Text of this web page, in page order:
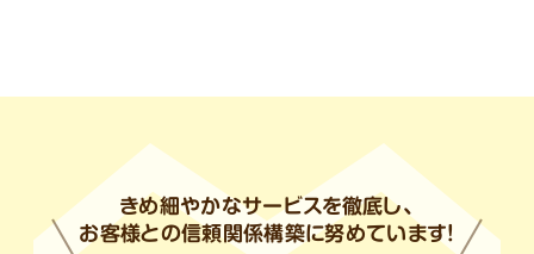
きめ細やかなサービスを徹底し、
お客様との信頼関係構築に努めています!